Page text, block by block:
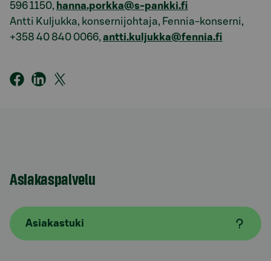
596 1150, hanna.porkka@s-pankki.fi
Antti Kuljukka, konsernijohtaja, Fennia-konserni,
+358 40 840 0066, antti.kuljukka@fennia.fi
Asiakaspalvelu
Asiakastuki